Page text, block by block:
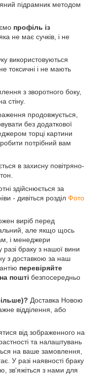
підрамник методом
профіль із
не має сучків, і не
використовуються
токсичні і не мають
з зворотного боку,
стіну.
продовжується,
без додаткової
торці картини
потрібний вам
в захисну повітряно-
здійснюється за
- дивіться розділ Фото
виріб перед
але якщо щось
і менеджери
браку з нашої вини
з доставкою за наш
перевіряйте
пошті безпосередньо
Доставка Новою
відділення, або
від зображенного на
та налаштувань
на ваше замовлення,
У разі наявності браку
зв'яжіться з нами для